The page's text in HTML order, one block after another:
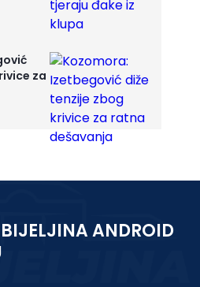
za
ANDROID